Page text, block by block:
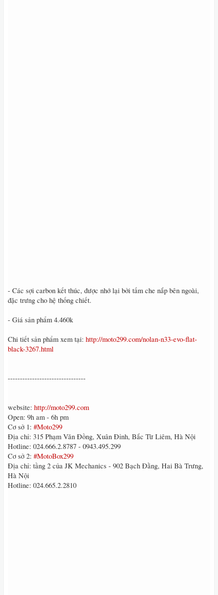
- Các sợi carbon kết thúc, được nhớ lại bởi tấm che nắp bên ngoài,
đặc trưng cho hệ thống chiết.
- Giá sản phẩm 4.460k
Chi tiết sản phẩm xem tại: http://moto299.com/nolan-n33-evo-flat-
black-3267.html
--------------------------------
website: http://moto299.com
Open: 9h am - 6h pm
Cơ sở 1: #Moto299
Địa chỉ: 315 Phạm Văn Đồng, Xuân Đỉnh, Bắc Từ Liêm, Hà Nội
Hotline: 024.666.2.8787 - 0943.495.299
Cơ sở 2: #MotoBox299
Địa chỉ: tầng 2 của JK Mechanics - 902 Bạch Đằng, Hai Bà Trưng,
Hà Nội
Hotline: 024.665.2.2810